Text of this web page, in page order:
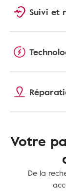
Suivi et
Votre
De la